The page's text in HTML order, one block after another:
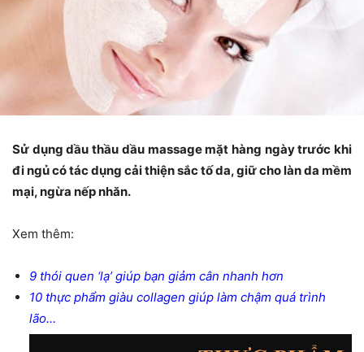
Sử dụng dầu thầu dầu massage mặt hàng ngày trước khi
đi ngủ có tác dụng cải thiện sắc tố da, giữ cho làn da mềm
mại, ngừa nếp nhăn.
Xem thêm:
9 thói quen ‘lạ’ giúp bạn giảm cân nhanh hơn
10 thực phẩm giàu collagen giúp làm chậm quá trình
lão…